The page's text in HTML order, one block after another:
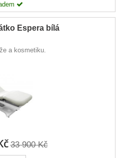
Espera bílá
a kosmetiku.
33 900 Kč